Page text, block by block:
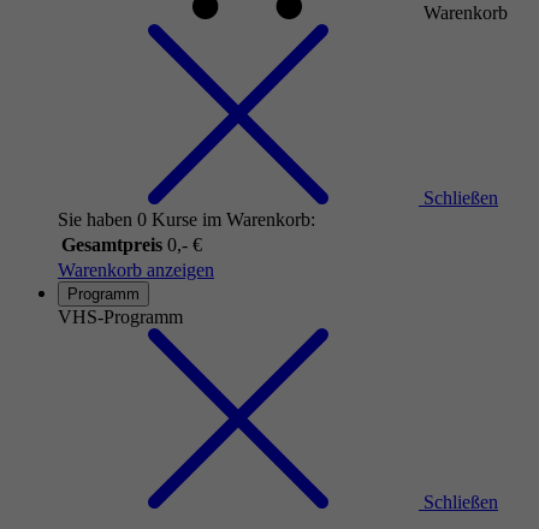
Warenkorb
Schließen
Sie haben 0 Kurse im Warenkorb:
Gesamtpreis 0,- €
Warenkorb anzeigen
Programm
VHS-Programm
Schließen